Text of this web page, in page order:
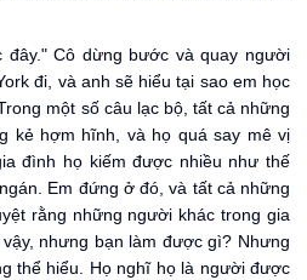
Cô dừng bước và quay người
đi, và anh sẽ hiểu tại sao em học
một số câu lạc bộ, tất cả những
kẻ hợm hĩnh, và họ quá say mê vị
đình họ kiếm được nhiều như thế
Em đứng ở đó, và tất cả những
rằng những người khác trong gia
nhưng bạn làm được gì? Nhưng
thể hiểu. Họ nghĩ họ là người được